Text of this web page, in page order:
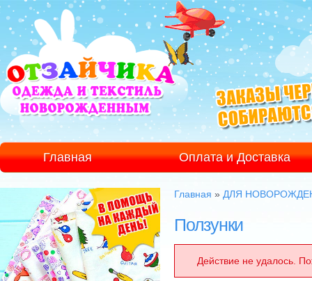
Главная Оплата и Доставка
Главная » ДЛЯ
Ползунки
Действие не удалось.